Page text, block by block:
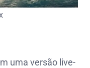
uma versão live-